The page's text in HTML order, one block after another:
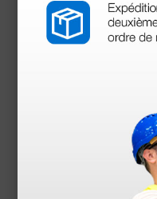
Kit de reactivos
analizador Emato